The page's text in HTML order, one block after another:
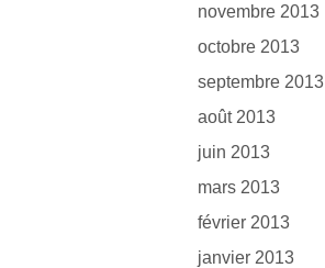
novembre 2013
octobre 2013
septembre 2013
août 2013
juin 2013
mars 2013
février 2013
janvier 2013